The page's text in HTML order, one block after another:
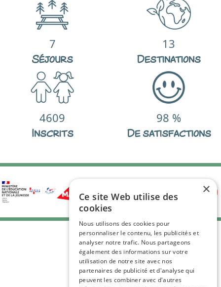
7
Séjours
13
Destinations
4609
Inscrits
98 %
De satisfactions
C.G.V
×
Ce site Web utilise des
cookies
Nous utilisons des cookies pour
personnaliser le contenu, les publicités et
analyser notre trafic. Nous partageons
également des informations sur votre
utilisation de notre site avec nos
partenaires de publicité et d'analyse qui
peuvent les combiner avec d'autres